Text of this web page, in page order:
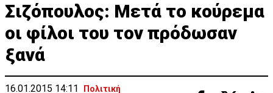
Σιζόπουλος: Μετά το κούρεμα
οι φίλοι του τον πρόδωσαν
ξανά
16.01.2015 14:11 Πολιτική